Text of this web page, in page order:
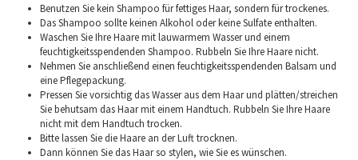
Benutzen Sie kein Shampoo für fettiges Haar, sondern für trockenes.
Das Shampoo sollte keinen Alkohol oder keine Sulfate enthalten.
Waschen Sie Ihre Haare mit lauwarmem Wasser und einem
feuchtigkeitsspendenden Shampoo. Rubbeln Sie Ihre Haare nicht.
Nehmen Sie anschließend einen feuchtigkeitsspendenden Balsam und
eine Pflegepackung.
Pressen Sie vorsichtig das Wasser aus dem Haar und plätten/streichen
Sie behutsam das Haar mit einem Handtuch. Rubbeln Sie Ihre Haare
nicht mit dem Handtuch trocken.
Bitte lassen Sie die Haare an der Luft trocknen.
Dann können Sie das Haar so stylen, wie Sie es wünschen.